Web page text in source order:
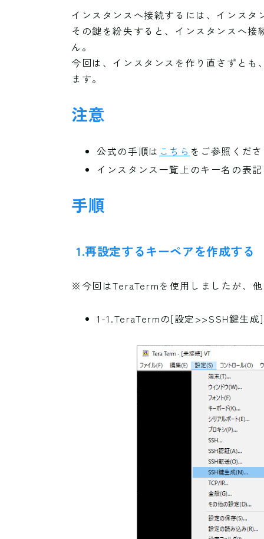
インスタンスへ接続するには、インス
その鍵を紛失すると、インスタンスへ
ん。
今回は、インスタンスを作り直さずと
ます。
注意
公式の手順は こちら をご参照くだ
インスタンス一覧上のキー名の表
手順
1.再設定するキーペアを作成する
※今回はTeraTermを使用しましたが、
1-1.TeraTermの[設定>>SSH鍵生成